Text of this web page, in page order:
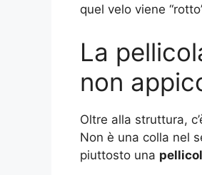
quel velo viene
La
non
Oltre alla struttura,
Non è una colla nel
piuttosto una